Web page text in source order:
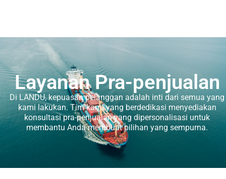
Layanan Pra-penjualan
Di LANDU, kepuasan pelanggan adalah inti dari semua yang
kami lakukan. Tim kami yang berdedikasi menyediakan
konsultasi pra-penjualan yang dipersonalisasi untuk
membantu Anda membuat pilihan yang sempurna.